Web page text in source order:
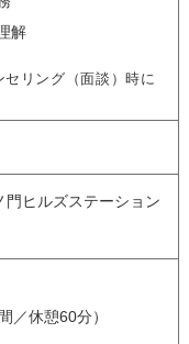
解
リング（面談）時に
ヒルズステーション
／休憩60分）